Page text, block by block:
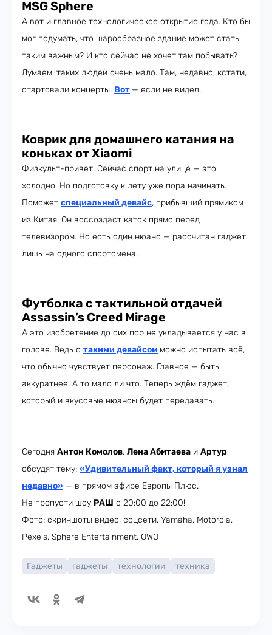
MSG Sphere
А вот и главное технологическое открытие года. Кто бы
мог подумать, что шарообразное здание может стать
таким важным? И кто сейчас не хочет там побывать?
Думаем, таких людей очень мало. Там, недавно, кстати,
стартовали концерты. Вот — если не видел.
Коврик для домашнего катания на
коньках от Xiaomi
Физкульт-привет. Сейчас спорт на улице — это
холодно. Но подготовку к лету уже пора начинать.
Поможет специальный девайс, прибывший прямиком
из Китая. Он воссоздаст каток прямо перед
телевизором. Но есть один нюанс — рассчитан гаджет
лишь на одного спортсмена.
Футболка с тактильной отдачей
Assassin’s Creed Mirage
А это изобретение до сих пор не укладывается у нас в
голове. Ведь с такими девайсом можно испытать всё,
что обычно чувствует персонаж. Главное — быть
аккуратнее. А то мало ли что. Теперь ждём гаджет,
который и вкусовые нюансы будет передавать.
Сегодня Антон Комолов, Лена Абитаева и Артур
обсудят тему: «Удивительный факт, который я узнал
недавно» — в прямом эфире Европы Плюс.
Не пропусти шоу РАШ с 20:00 до 22:00!
Фото: скриншоты видео, соцсети, Yamaha, Motorola,
Pexels, Sphere Entertainment, OWO
Гаджеты гаджеты технологии техника